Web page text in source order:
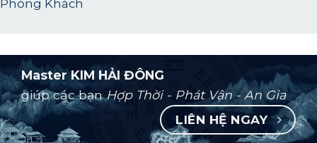
Phòng Khách
Master KIM HẢI ĐÔNG
giúp các bạnHợp Thời - Phát Vận - An Gia
LIÊN HỆ NGAY